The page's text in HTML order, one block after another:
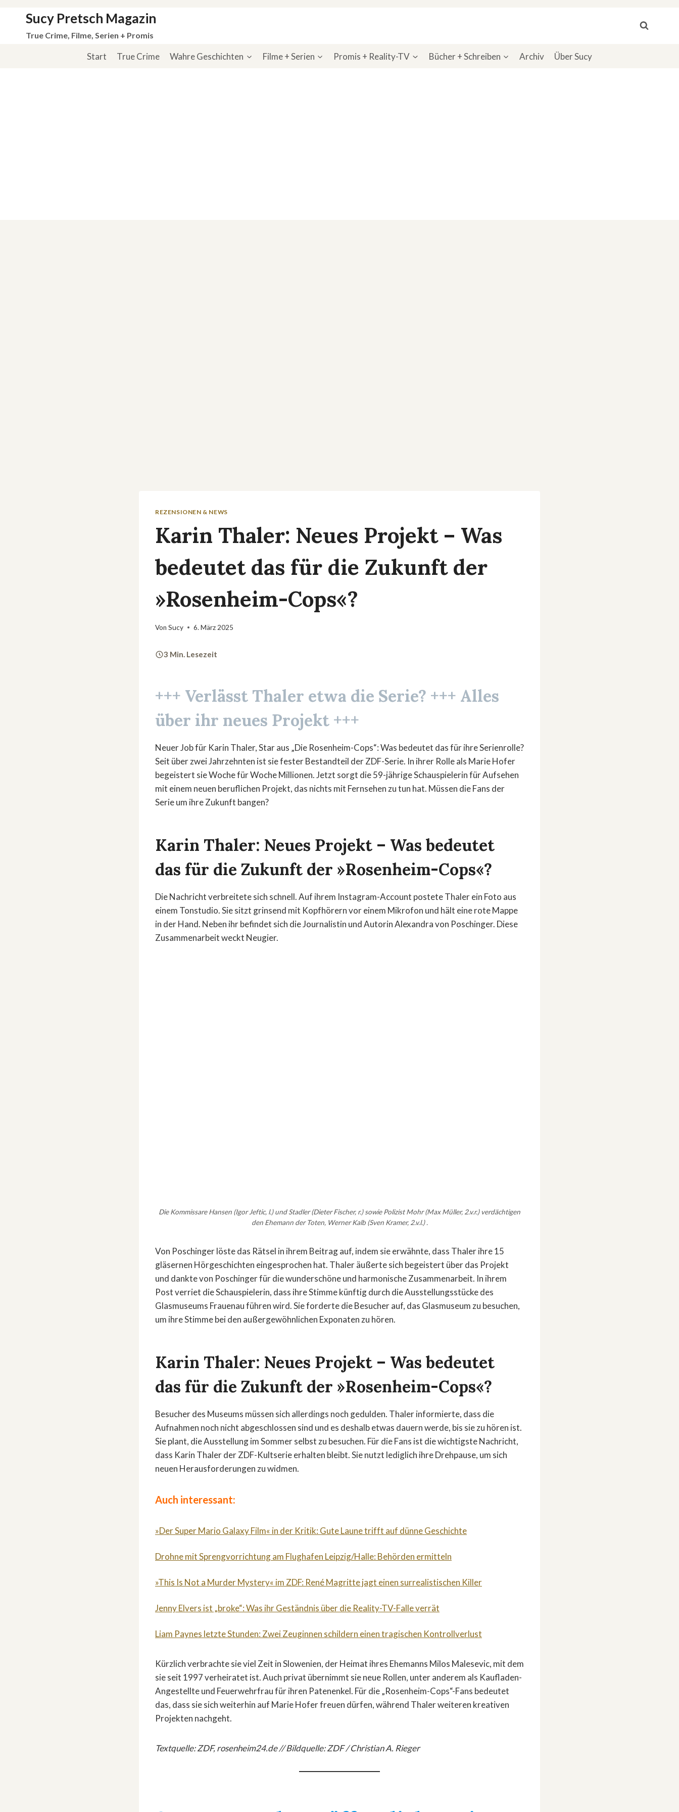
springen
Sucy Pretsch Magazin
True Crime, Filme, Serien + Promis
Start True Crime Wahre Geschichten Filme + Serien Promis + Reality-TV Bücher + Schreiben Archiv Über Sucy
REZENSIONEN & NEWS
Karin Thaler: Neues Projekt – Was
bedeutet das für die Zukunft der
»Rosenheim-Cops«?
Von Sucy 6. März 2025
3 Min. Lesezeit
+++ Verlässt Thaler etwa die Serie? +++ Alles
über ihr neues Projekt +++
Neuer Job für Karin Thaler, Star aus „Die Rosenheim-Cops“: Was bedeutet das für ihre Serienrolle?
Seit über zwei Jahrzehnten ist sie fester Bestandteil der ZDF-Serie. In ihrer Rolle als Marie Hofer
begeistert sie Woche für Woche Millionen. Jetzt sorgt die 59-jährige Schauspielerin für Aufsehen
mit einem neuen beruflichen Projekt, das nichts mit Fernsehen zu tun hat. Müssen die Fans der
Serie um ihre Zukunft bangen?
Karin Thaler: Neues Projekt – Was bedeutet
das für die Zukunft der »Rosenheim-Cops«?
Die Nachricht verbreitete sich schnell. Auf ihrem Instagram-Account postete Thaler ein Foto aus
einem Tonstudio. Sie sitzt grinsend mit Kopfhörern vor einem Mikrofon und hält eine rote Mappe
in der Hand. Neben ihr befindet sich die Journalistin und Autorin Alexandra von Poschinger. Diese
Zusammenarbeit weckt Neugier.
Die Kommissare Hansen (Igor Jeftic, l.) und Stadler (Dieter Fischer, r.) sowie Polizist Mohr (Max Müller, 2.v.r.) verdächtigen
den Ehemann der Toten, Werner Kalb (Sven Kramer, 2.v.l.) .
Von Poschinger löste das Rätsel in ihrem Beitrag auf, indem sie erwähnte, dass Thaler ihre 15
gläsernen Hörgeschichten eingesprochen hat. Thaler äußerte sich begeistert über das Projekt
und dankte von Poschinger für die wunderschöne und harmonische Zusammenarbeit. In ihrem
Post verriet die Schauspielerin, dass ihre Stimme künftig durch die Ausstellungsstücke des
Glasmuseums Frauenau führen wird. Sie forderte die Besucher auf, das Glasmuseum zu besuchen,
um ihre Stimme bei den außergewöhnlichen Exponaten zu hören.
Karin Thaler: Neues Projekt – Was bedeutet
das für die Zukunft der »Rosenheim-Cops«?
Besucher des Museums müssen sich allerdings noch gedulden. Thaler informierte, dass die
Aufnahmen noch nicht abgeschlossen sind und es deshalb etwas dauern werde, bis sie zu hören ist.
Sie plant, die Ausstellung im Sommer selbst zu besuchen. Für die Fans ist die wichtigste Nachricht,
dass Karin Thaler der ZDF-Kultserie erhalten bleibt. Sie nutzt lediglich ihre Drehpause, um sich
neuen Herausforderungen zu widmen.
Auch interessant:
»Der Super Mario Galaxy Film« in der Kritik: Gute Laune trifft auf dünne Geschichte
Drohne mit Sprengvorrichtung am Flughafen Leipzig/Halle: Behörden ermitteln
»This Is Not a Murder Mystery« im ZDF: René Magritte jagt einen surrealistischen Killer
Jenny Elvers ist „broke“: Was ihr Geständnis über die Reality-TV-Falle verrät
Liam Paynes letzte Stunden: Zwei Zeuginnen schildern einen tragischen Kontrollverlust
Kürzlich verbrachte sie viel Zeit in Slowenien, der Heimat ihres Ehemanns Milos Malesevic, mit dem
sie seit 1997 verheiratet ist. Auch privat übernimmt sie neue Rollen, unter anderem als Kaufladen-
Angestellte und Feuerwehrfrau für ihren Patenenkel. Für die „Rosenheim-Cops“-Fans bedeutet
das, dass sie sich weiterhin auf Marie Hofer freuen dürfen, während Thaler weiteren kreativen
Projekten nachgeht.
Textquelle: ZDF, rosenheim24.de // Bildquelle: ZDF / Christian A. Rieger